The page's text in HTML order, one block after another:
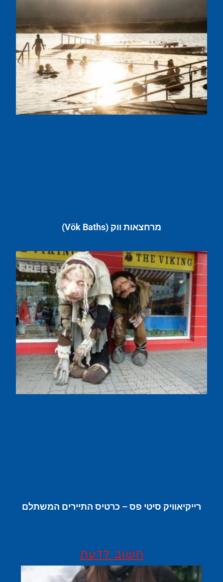
מרחצאות ווק (Vök Baths)
רייקיאוויק סיטי פס – כרטיס התיירים המשתלם
חשוב לדעת